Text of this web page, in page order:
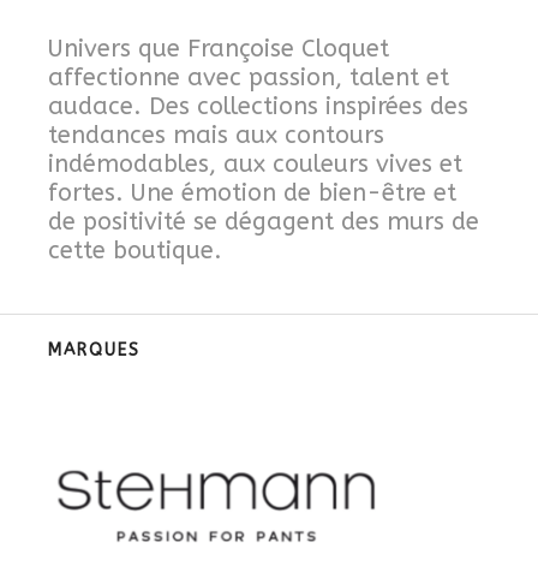
Univers que Françoise Cloquet
affectionne avec passion, talent et
audace. Des collections inspirées des
tendances mais aux contours
indémodables, aux couleurs vives et
fortes. Une émotion de bien-être et
de positivité se dégagent des murs de
cette boutique.
MARQUES